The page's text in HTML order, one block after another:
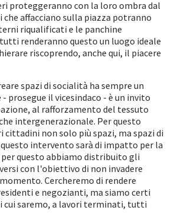
proteggeranno con la loro ombra dal
che affacciano sulla piazza potranno
riqualificati e le panchine
renderanno questo un luogo ideale
riscoprendo, anche qui, il piacere
spazi di socialità ha sempre un
prosegue il vicesindaco - è un invito
al rafforzamento del tessuto
intergenerazionale. Per questo
cittadini non solo più spazi, ma spazi di
intervento sarà di impatto per la
questo abbiamo distribuito gli
con l'obiettivo di non invadere
Cercheremo di rendere
e negozianti, ma siamo certi
cui saremo, a lavori terminati, tutti